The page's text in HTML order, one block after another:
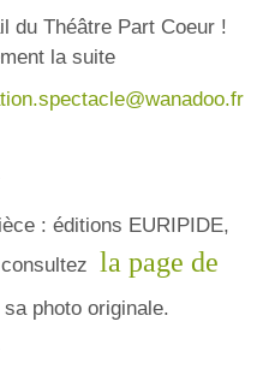
du Théâtre Part Coeur !
la suite
: éditions EURIPIDE,
consultezla page de
photo originale.